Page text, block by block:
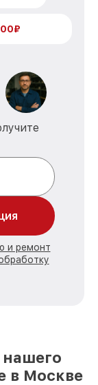
и ремонт
в Москве